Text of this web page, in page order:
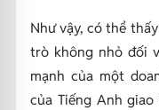
Như vậy, có thể thấy
trò không nhỏ đối
mạnh của một
của Tiếng Anh giao